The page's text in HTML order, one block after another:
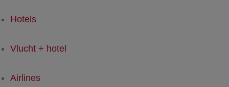
Hotels
Vlucht + hotel
Airlines